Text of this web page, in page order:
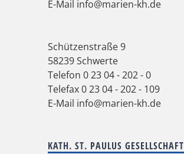
E-Mail info@marien-kh.de
Schützenstraße 9
58239 Schwerte
Telefon0 23 04 - 202 - 0
Telefax 0 23 04 - 202 - 109
E-Mail info@marien-kh.de
KATH. ST. PAULUS GESELLSCHAFT